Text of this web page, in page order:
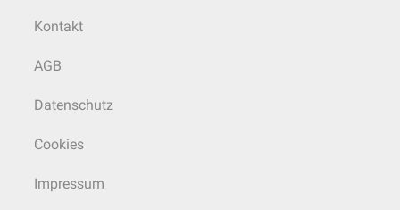
Kontakt
AGB
Datenschutz
Cookies
Impressum